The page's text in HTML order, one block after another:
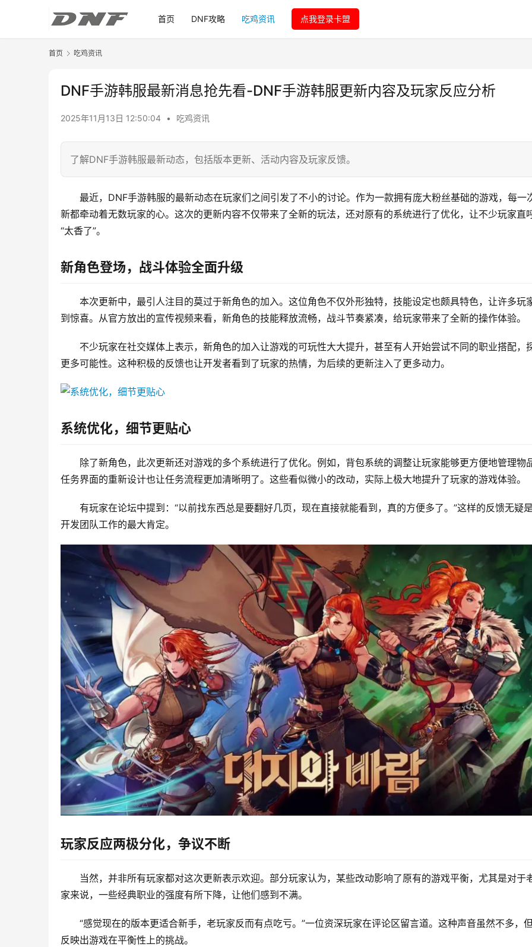
首页 DNF攻略 吃鸡资讯 点我登录卡盟
首页 吃鸡资讯
DNF手游韩服最新消息抢先看-DNF手游韩服更新内容及玩家反应分析
2025年11月13日 12:50:04 • 吃鸡资讯
了解DNF手游韩服最新动态，包括版本更新、活动内容及玩家反馈。
最近，DNF手游韩服的最新动态在玩家们之间引发了不小的讨论。作为一款拥有庞大粉丝基础的游戏，每一
新都牵动着无数玩家的心。这次的更新内容不仅带来了全新的玩法，还对原有的系统进行了优化，让不少玩家直
“太香了”。
新角色登场，战斗体验全面升级
本次更新中，最引人注目的莫过于新角色的加入。这位角色不仅外形独特，技能设定也颇具特色，让许多玩
到惊喜。从官方放出的宣传视频来看，新角色的技能释放流畅，战斗节奏紧凑，给玩家带来了全新的操作体验。
不少玩家在社交媒体上表示，新角色的加入让游戏的可玩性大大提升，甚至有人开始尝试不同的职业搭配，
更多可能性。这种积极的反馈也让开发者看到了玩家的热情，为后续的更新注入了更多动力。
系统优化，细节更贴心
除了新角色，此次更新还对游戏的多个系统进行了优化。例如，背包系统的调整让玩家能够更方便地管理物
任务界面的重新设计也让任务流程更加清晰明了。这些看似微小的改动，实际上极大地提升了玩家的游戏体验。
有玩家在论坛中提到：“以前找东西总是要翻好几页，现在直接就能看到，真的方便多了。”这样的反馈无疑
开发团队工作的最大肯定。
玩家反应两极分化，争议不断
当然，并非所有玩家都对这次更新表示欢迎。部分玩家认为，某些改动影响了原有的游戏平衡，尤其是对于
家来说，一些经典职业的强度有所下降，让他们感到不满。
“感觉现在的版本更适合新手，老玩家反而有点吃亏。”一位资深玩家在评论区留言道。这种声音虽然不多，
反映出游戏在平衡性上的挑战。